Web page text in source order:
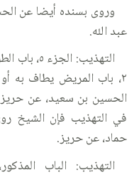
وروى بسنده أيضا عن
عبد الله.
الحسين بن سعيد، عن حريز
في التهذيب فإن الشيخ
حماد، عن حريز.